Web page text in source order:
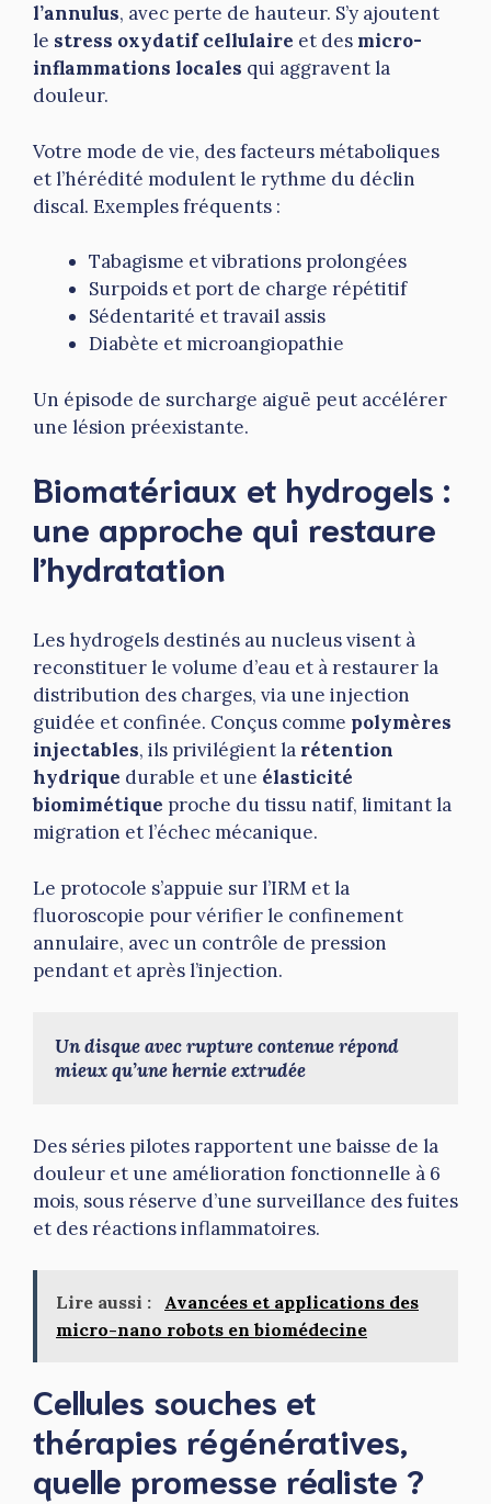
l’annulus, avec perte de hauteur. S’y ajoutent
le stress oxydatif cellulaire et des micro-
inflammations locales qui aggravent la
douleur.
Votre mode de vie, des facteurs métaboliques
et l’hérédité modulent le rythme du déclin
discal. Exemples fréquents :
Tabagisme et vibrations prolongées
Surpoids et port de charge répétitif
Sédentarité et travail assis
Diabète et microangiopathie
Un épisode de surcharge aiguë peut accélérer
une lésion préexistante.
Biomatériaux et hydrogels :
une approche qui restaure
l’hydratation
Les hydrogels destinés au nucleus visent à
reconstituer le volume d’eau et à restaurer la
distribution des charges, via une injection
guidée et confinée. Conçus comme polymères
injectables, ils privilégient la rétention
hydrique durable et une élasticité
biomimétique proche du tissu natif, limitant la
migration et l’échec mécanique.
Le protocole s’appuie sur l’IRM et la
fluoroscopie pour vérifier le confinement
annulaire, avec un contrôle de pression
pendant et après l’injection.
Un disque avec rupture contenue répond
mieux qu’une hernie extrudée
Des séries pilotes rapportent une baisse de la
douleur et une amélioration fonctionnelle à 6
mois, sous réserve d’une surveillance des fuites
et des réactions inflammatoires.
Lire aussi :
Avancées et applications des
micro-nano robots en biomédecine
Cellules souches et
thérapies régénératives,
quelle promesse réaliste ?